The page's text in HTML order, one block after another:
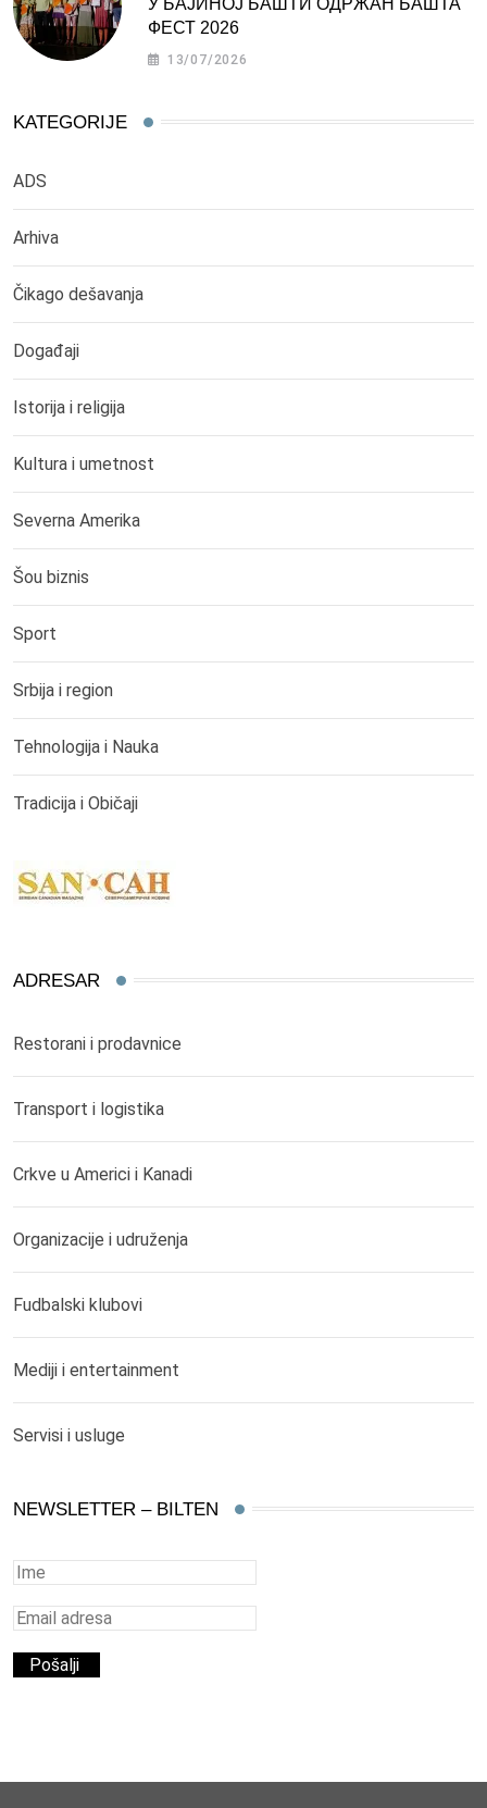
ФЕСТ 2026
13/07/2026
KATEGORIJE
ADS
Arhiva
Čikago dešavanja
Događaji
Istorija i religija
Kultura i umetnost
Severna Amerika
Šou biznis
Sport
Srbija i region
Tehnologija i Nauka
Tradicija i Običaji
ADRESAR
Restorani i prodavnice
Transport i logistika
Crkve u Americi i Kanadi
Organizacije i udruženja
Fudbalski klubovi
Mediji i entertainment
Servisi i usluge
NEWSLETTER – BILTEN